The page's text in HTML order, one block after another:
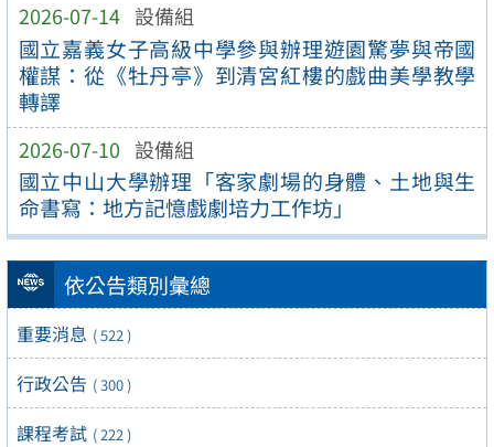
2026-07-14 設備組
國立嘉義女子高級中學參與辦理遊園驚夢與帝國
權謀：從《牡丹亭》到清宮紅樓的戲曲美學教學
轉譯
2026-07-10 設備組
國立中山大學辦理「客家劇場的身體、土地與生
命書寫：地方記憶戲劇培力工作坊」
依公告類別彙總
重要消息 ( 522 )
行政公告 ( 300 )
課程考試 ( 222 )